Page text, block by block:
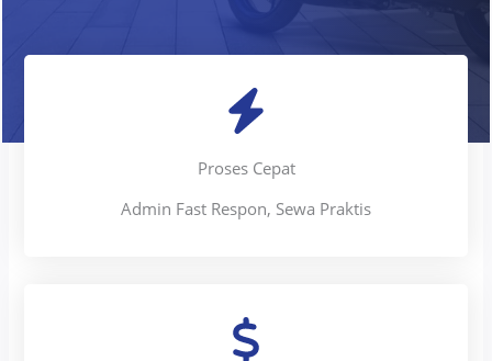
Proses Cepat
Admin Fast Respon, Sewa Praktis